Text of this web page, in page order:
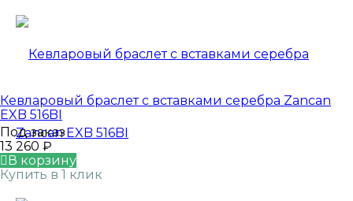
Кевларовый браслет с вставками серебра Zancan
EXB 516BI
Под заказ
13 260 ₽
В корзину
Купить в 1 клик